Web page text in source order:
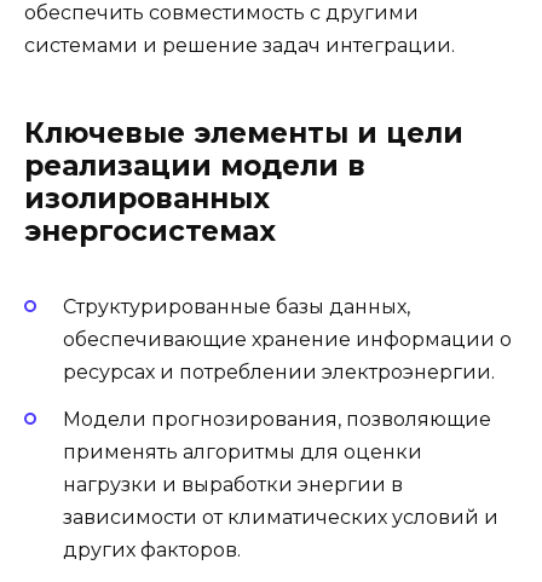
обеспечить совместимость с другими
системами и решение задач интеграции.
Ключевые элементы и цели
реализации модели в
изолированных
энергосистемах
Структурированные базы данных,
обеспечивающие хранение информации о
ресурсах и потреблении электроэнергии.
Модели прогнозирования, позволяющие
применять алгоритмы для оценки
нагрузки и выработки энергии в
зависимости от климатических условий и
других факторов.